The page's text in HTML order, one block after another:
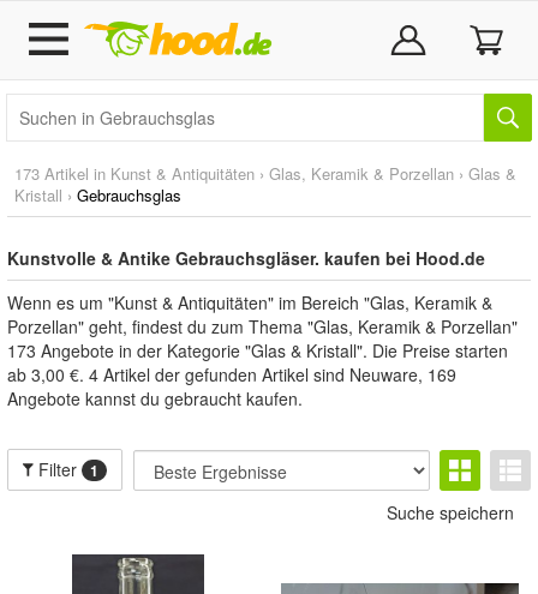
173 Artikel in Kunst & Antiquitäten › Glas, Keramik & Porzellan › Glas &
Kristall › Gebrauchsglas
Kunstvolle & Antike Gebrauchsgläser. kaufen bei Hood.de
Wenn es um "Kunst & Antiquitäten" im Bereich "Glas, Keramik &
Porzellan" geht, findest du zum Thema "Glas, Keramik & Porzellan"
173 Angebote in der Kategorie "Glas & Kristall". Die Preise starten
ab 3,00 €. 4 Artikel der gefunden Artikel sind Neuware, 169
Angebote kannst du gebraucht kaufen.
Filter 1
Suche speichern